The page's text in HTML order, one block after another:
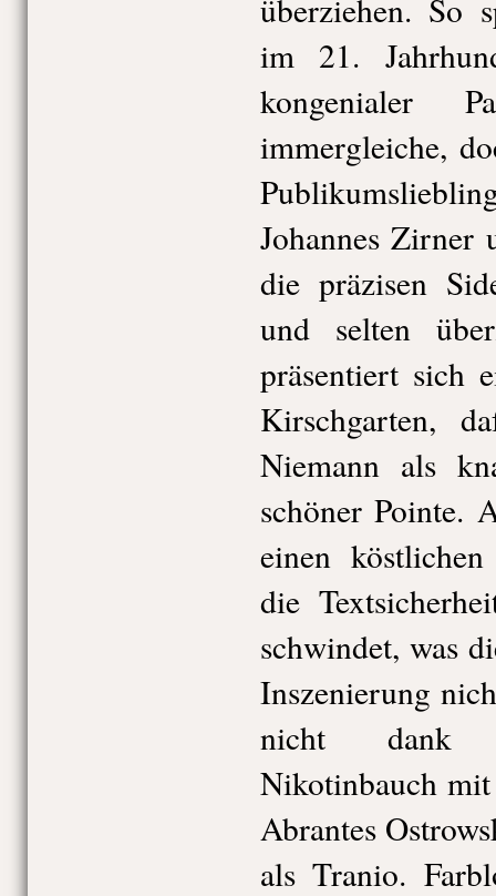
überziehen. So
im 21.
kongenialer
immergleiche,
Johannes Zirner
die präzisen
und selten
präsentiert sich
Kirschgarten,
Niemann als
schöner Pointe.
einen
die
schwindet, was
Inszenierung
nicht dank
Nikotinbauch
Abrantes
als Tranio.